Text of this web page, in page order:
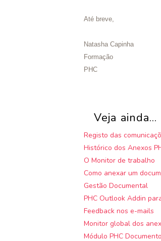
Até breve,
Natasha Capinha
Formação
PHC
Veja ainda...
Registo das
Histórico dos Anexos
O Monitor de trabalho
Como anexar um
Gestão Documental
PHC Outlook Addin
Feedback nos e-mails
Monitor global dos
Módulo PHC